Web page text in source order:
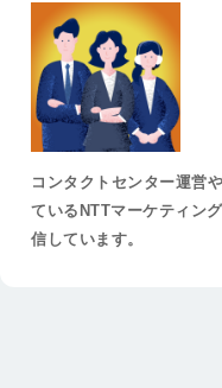
コンタクトセンター運営
ているNTTマーケティン
信しています。